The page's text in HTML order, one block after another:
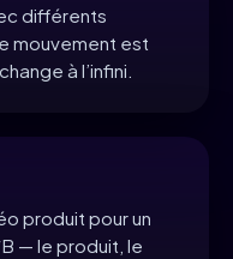
différents
mouvement est
à l’infini.
produit pour un
— le produit, le